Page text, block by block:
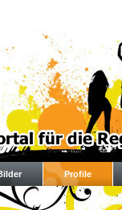
Profile